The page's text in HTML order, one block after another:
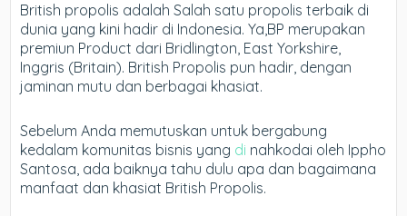
British propolis adalah Salah satu propolis terbaik di
dunia yang kini hadir di Indonesia. Ya,BP merupakan
premiun Product dari Bridlington, East Yorkshire,
Inggris (Britain). British Propolis pun hadir, dengan
jaminan mutu dan berbagai khasiat.
Sebelum Anda memutuskan untuk bergabung
kedalam komunitas bisnis yang di nahkodai oleh Ippho
Santosa, ada baiknya tahu dulu apa dan bagaimana
manfaat dan khasiat British Propolis.